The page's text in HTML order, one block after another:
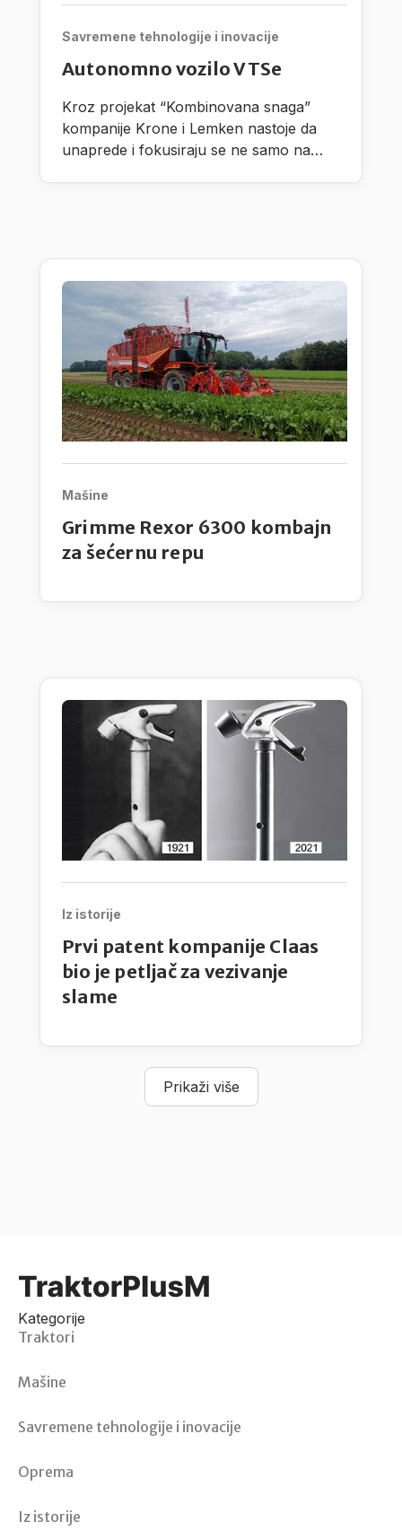
Savremene tehnologije i inovacije
Autonomno vozilo VTSe
Kroz projekat “Kombinovana snaga”
kompanije Krone i Lemken nastoje da
unaprede i fokusiraju se ne samo na
Mašine
Grimme Rexor 6300 kombajn
za šećernu repu
Iz istorije
Prvi patent kompanije Claas
bio je petljač za vezivanje
slame
Prikaži više
Kategorije
Traktori
Mašine
Savremene tehnologije i inovacije
Oprema
Iz istorije